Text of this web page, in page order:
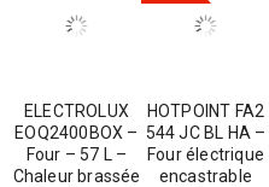
ELECTROLUX
EOQ2400BOX –
Four – 57 L –
Chaleur brassée
HOTPOINT FA2
544 JC BL HA –
Four électrique
encastrable